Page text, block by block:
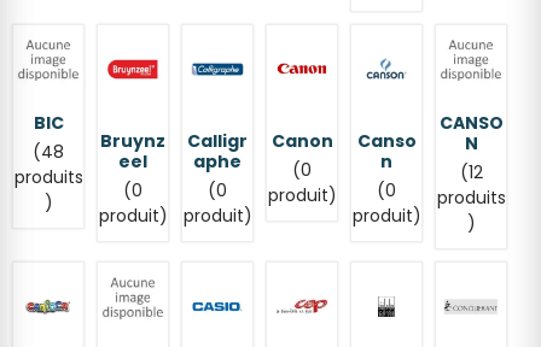
BIC
(48
produits
)
Bruynz
eel
(0
produit)
Calligr
aphe
(0
produit)
Canon
(0
produit)
Canso
n
(0
produit)
CANSO
N
(12
produits
)